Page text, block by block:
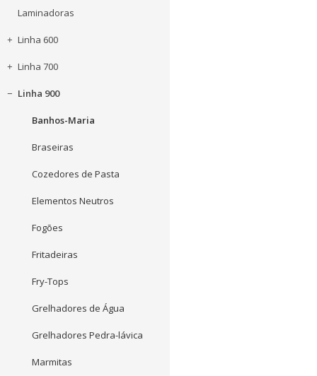
Laminadoras
Linha 600
Linha 700
Linha 900
Banhos-Maria
Braseiras
Cozedores de Pasta
Elementos Neutros
Fogões
Fritadeiras
Fry-Tops
Grelhadores de Água
Grelhadores Pedra-lávica
Marmitas